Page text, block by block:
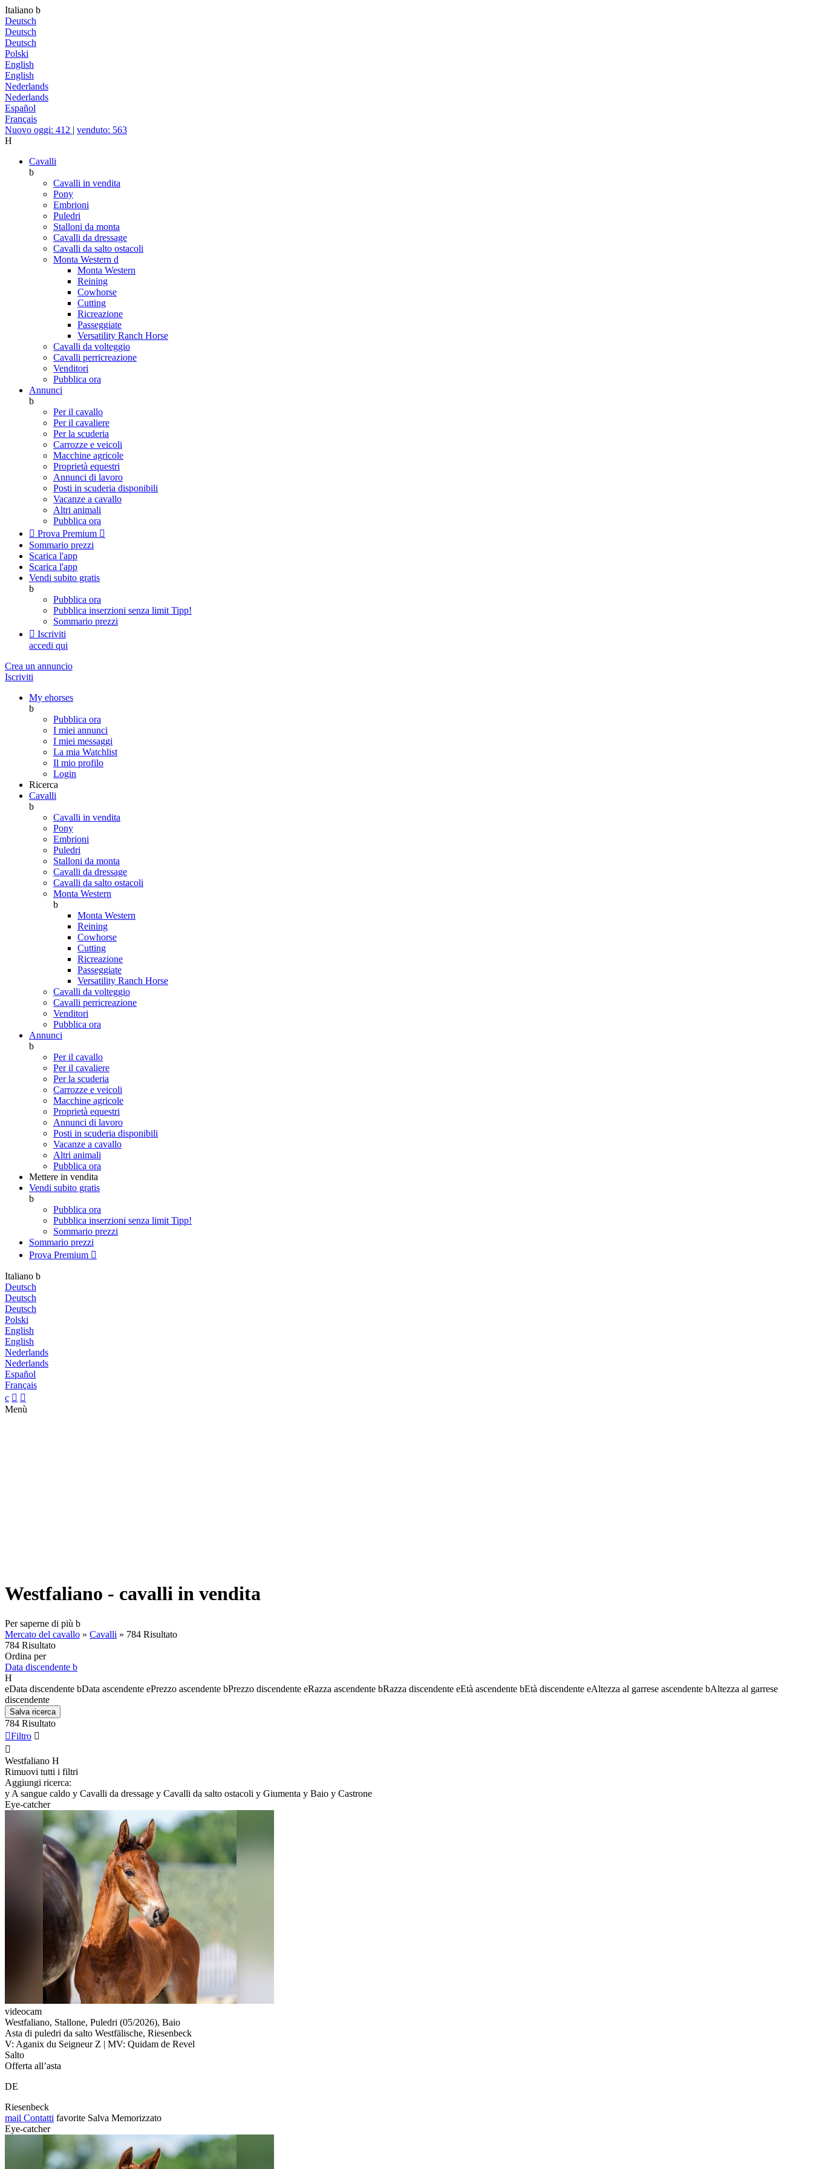
Italiano b
Deutsch
Deutsch
Deutsch
Polski
English
English
Nederlands
Nederlands
Español
Français
Nuovo oggi: 412 | venduto: 563
H
Cavalli
b
Cavalli in vendita
Pony
Embrioni
Puledri
Stalloni da monta
Cavalli da dressage
Cavalli da salto ostacoli
Monta Western d
Monta Western
Reining
Cowhorse
Cutting
Ricreazione
Passeggiate
Versatility Ranch Horse
Cavalli da volteggio
Cavalli perricreazione
Venditori
Pubblica ora
Annunci
b
Per il cavallo
Per il cavaliere
Per la scuderia
Carrozze e veicoli
Macchine agricole
Proprietà equestri
Annunci di lavoro
Posti in scuderia disponibili
Vacanze a cavallo
Altri animali
Pubblica ora
 Prova Premium 
Sommario prezzi
Scarica l'app
Scarica l'app
Vendi subito gratis
b
Pubblica ora
Pubblica inserzioni senza limit Tipp!
Sommario prezzi
 Iscriviti
accedi qui
Crea un annuncio
Iscriviti
My ehorses
b
Pubblica ora
I miei annunci
I miei messaggi
La mia Watchlist
Il mio profilo
Login
Ricerca
Cavalli
b
Cavalli in vendita
Pony
Embrioni
Puledri
Stalloni da monta
Cavalli da dressage
Cavalli da salto ostacoli
Monta Western
b
Monta Western
Reining
Cowhorse
Cutting
Ricreazione
Passeggiate
Versatility Ranch Horse
Cavalli da volteggio
Cavalli perricreazione
Venditori
Pubblica ora
Annunci
b
Per il cavallo
Per il cavaliere
Per la scuderia
Carrozze e veicoli
Macchine agricole
Proprietà equestri
Annunci di lavoro
Posti in scuderia disponibili
Vacanze a cavallo
Altri animali
Pubblica ora
Mettere in vendita
Vendi subito gratis
b
Pubblica ora
Pubblica inserzioni senza limit Tipp!
Sommario prezzi
Sommario prezzi
Prova Premium 
Italiano b
Deutsch
Deutsch
Deutsch
Polski
English
English
Nederlands
Nederlands
Español
Français
c  
Menù
Westfaliano - cavalli in vendita
Per saperne di più b
Mercato del cavallo » Cavalli » 784 Risultato
784 Risultato
Ordina per
Data discendente b
H
eData discendente bData ascendente ePrezzo ascendente bPrezzo discendente eRazza ascendente bRazza discendente eEtà ascendente bEtà discendente eAltezza al garrese ascendente bAltezza al garrese
discendente
Salva ricerca
784 Risultato
Filtro 

Westfaliano H
Rimuovi tutti i filtri
Aggiungi ricerca:
y A sangue caldo y Cavalli da dressage y Cavalli da salto ostacoli y Giumenta y Baio y Castrone
Eye-catcher
videocam
Westfaliano, Stallone, Puledri (05/2026), Baio
Asta di puledri da salto Westfälische, Riesenbeck
V: Aganix du Seigneur Z | MV: Quidam de Revel
Salto
Offerta all’asta
DE
Riesenbeck
mail Contatti favorite Salva Memorizzato
Eye-catcher